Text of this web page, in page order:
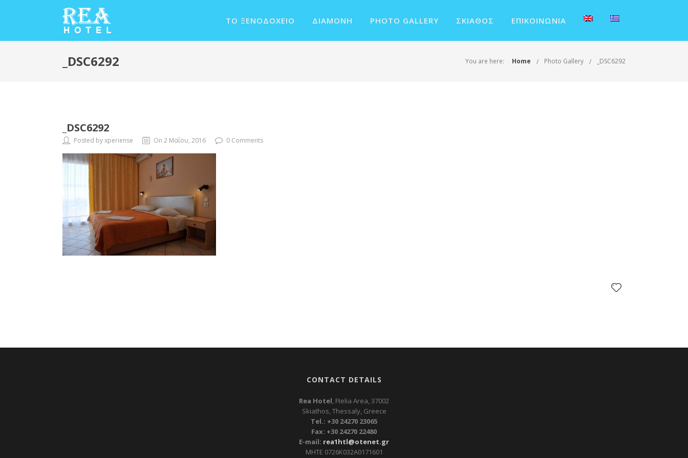
ΤΟ ΞΕΝΟΔΟΧΕΊΟ ΔΙΑΜΟΝΉ PHOTO GALLERY ΣΚΙΆΘΟΣ ΕΠΙΚΟΙΝΩΝΊΑ
_DSC6292 You are here: Home Photo Gallery _DSC6292
_DSC6292
Posted by xperiense On 2 Μαΐου, 2016 0 Comments
CONTACT DETAILS
Rea Hotel, Ftelia Area, 37002
Skiathos, Thessaly, Greece
Tel.: +30 24270 23065
Fax: +30 24270 22480
E-mail: rea1htl@otenet.gr
ΜΗΤΕ 0726Κ032Α0171601